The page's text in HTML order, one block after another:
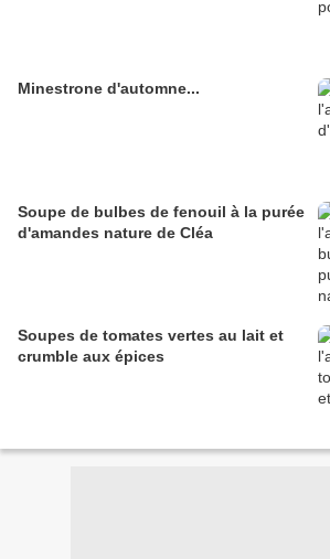
Minestrone d'automne...
Soupe de bulbes de fenouil à la purée
d'amandes nature de Cléa
Soupes de tomates vertes au lait et
crumble aux épices